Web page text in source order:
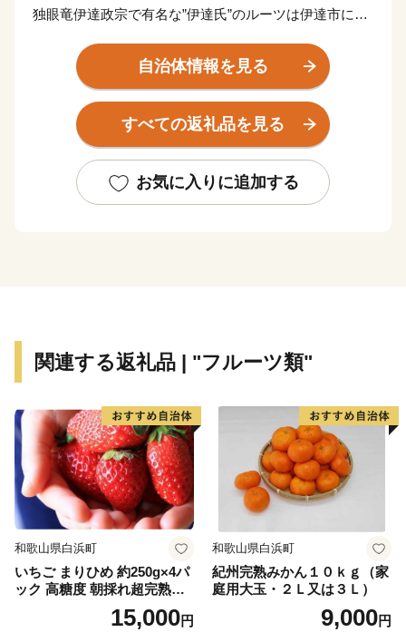
独眼竜伊達政宗で有名な”伊達氏”のルーツは伊達市にあ
達政宗が初陣の戦勝祈願に訪れた「梁川八幡神社」が今
も残されており、また、江戸時代以降は”養蚕業のま
ち”として発展しました。
現在は名産のあんぽ柿や、全国有数の収穫量があるモモ
の産地としても知られています。荒々しい岩山が特徴
自治体情報を見る
すべての返礼品を見る
お気に入りに追加する
関連する返礼品 | "フルーツ類"
和歌山県白浜町
いちご まりひめ 約250g×4パ
ック 高糖度 朝採れ超完熟ま
りひめ 1月以降発送分
15,000円
和歌山県白浜町
紀州完熟みかん１０ｋｇ（家
庭用大玉・２Ｌ又は３Ｌ）
9,000円